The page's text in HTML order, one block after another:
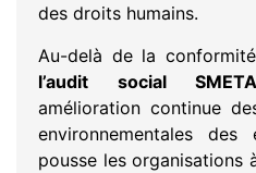
des droits humains.
Au-delà de la
l’audit social SMETA
amélioration continue
environnementales
pousse les organisations